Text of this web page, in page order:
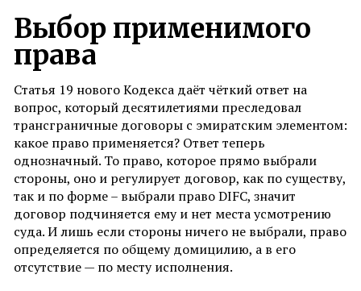
Выбор применимого
права
Статья 19 нового Кодекса даёт чёткий ответ на
вопрос, который десятилетиями преследовал
трансграничные договоры с эмиратским элементом:
какое право применяется? Ответ теперь
однозначный. То право, которое прямо выбрали
стороны, оно и регулирует договор, как по существу,
так и по форме – выбрали право DIFC, значит
договор подчиняется ему и нет места усмотрению
суда. И лишь если стороны ничего не выбрали, право
определяется по общему домицилию, а в его
отсутствие — по месту исполнения.